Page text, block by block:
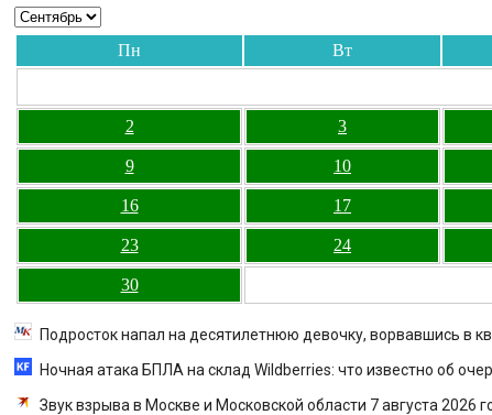
Пн Вт
2 3
9 10
16 17
23 24
30
Подросток напал на десятилетнюю девочку, ворвавшись в
Ночная атака БПЛА на склад Wildberries: что известно об
Звук взрыва в Москве и Московской области 7 августа 2026